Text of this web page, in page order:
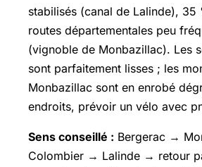
stabilisés (canal de Lalinde), 35
routes départementales peu
(vignoble de Monbazillac). Les
sont parfaitement lisses ; les
Monbazillac sont en enrobé
endroits, prévoir un vélo avec
Sens conseillé : Bergerac →
Colombier → Lalinde → retour